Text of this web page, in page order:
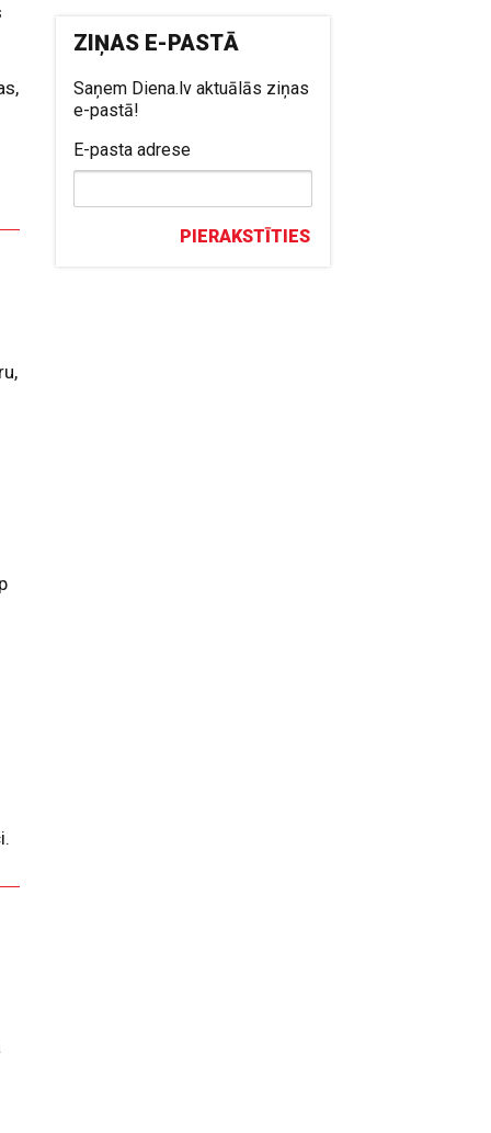
ZIŅAS E-PASTĀ
Saņem Diena.lv aktuālās ziņas
e-pastā!
E-pasta adrese
PIERAKSTĪTIES